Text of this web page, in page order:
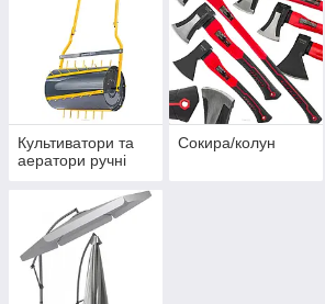
Культиватори та
аератори ручні
Сокира/колун